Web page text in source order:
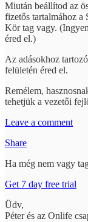
Miután beállítod az
fizetős tartalmához a
Kör tag vagy.
éred el.)
Az adásokhoz
felületén éred el.
Remélem,
tehetjük a vezetői
Leave a comment
Share
Ha még nem vagy
Get 7 day free trial
Üdv,
Péter és az Onlife